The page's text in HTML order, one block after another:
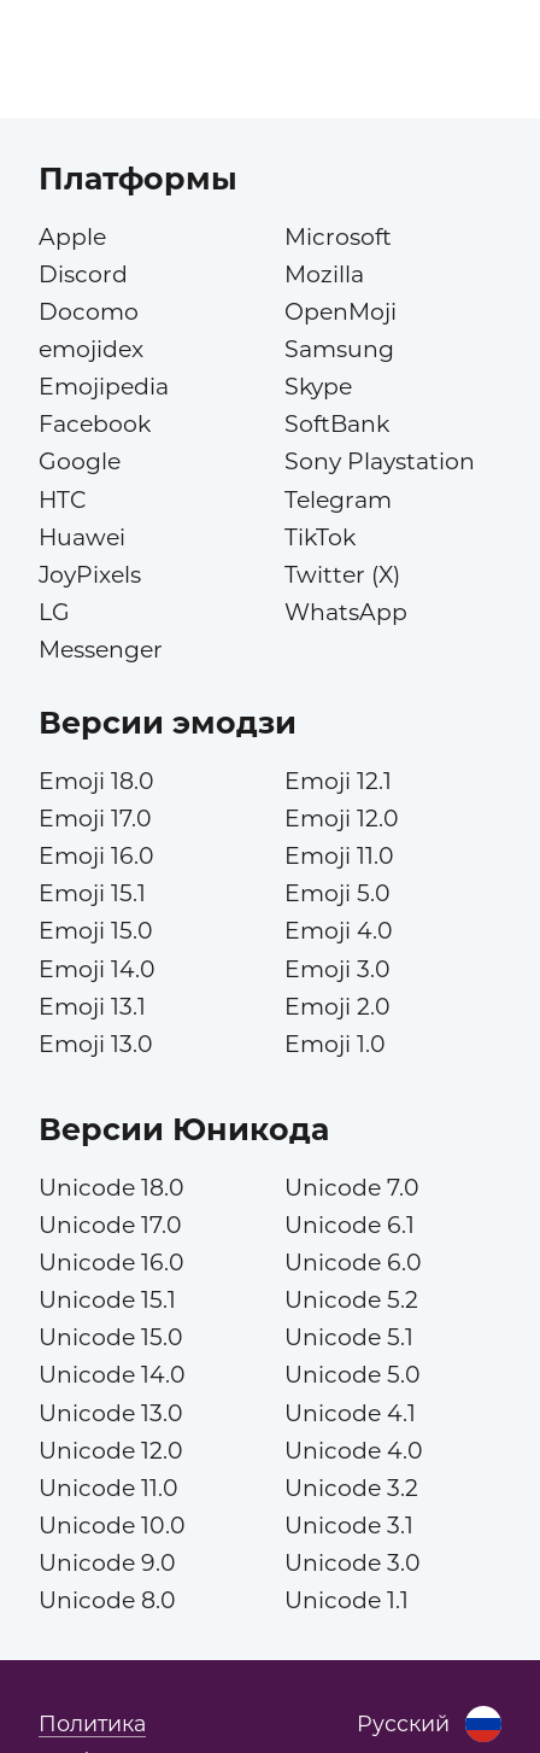
Платформы
Apple
Discord
Docomo
emojidex
Emojipedia
Facebook
Google
HTC
Huawei
JoyPixels
LG
Messenger
Microsoft
Mozilla
OpenMoji
Samsung
Skype
SoftBank
Sony Playstation
Telegram
TikTok
Twitter (X)
WhatsApp
Версии эмодзи
Emoji 18.0
Emoji 17.0
Emoji 16.0
Emoji 15.1
Emoji 15.0
Emoji 14.0
Emoji 13.1
Emoji 13.0
Emoji 12.1
Emoji 12.0
Emoji 11.0
Emoji 5.0
Emoji 4.0
Emoji 3.0
Emoji 2.0
Emoji 1.0
Версии Юникода
Unicode 18.0
Unicode 17.0
Unicode 16.0
Unicode 15.1
Unicode 15.0
Unicode 14.0
Unicode 13.0
Unicode 12.0
Unicode 11.0
Unicode 10.0
Unicode 9.0
Unicode 8.0
Unicode 7.0
Unicode 6.1
Unicode 6.0
Unicode 5.2
Unicode 5.1
Unicode 5.0
Unicode 4.1
Unicode 4.0
Unicode 3.2
Unicode 3.1
Unicode 3.0
Unicode 1.1
Русский
Политика